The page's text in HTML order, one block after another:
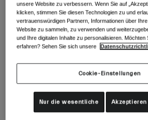
Bekleidung
Alle anzeigen
Damen
Ersatzgläser
Alle anzeigen
Schutzbrillen
unsere Website zu verbessern. Wenn Sie auf
klicken, stimmen Sie diesen Technologien zu und
vertrauenswürdigen Partnern, Informationen über
Website zu sammeln, zu verwenden und
und Ihre digitalen Inhalte zu personalisieren. Möchten
erfahren? Sehen Sie sich unsere
Cookie-Einstellungen
Nur die wesentliche